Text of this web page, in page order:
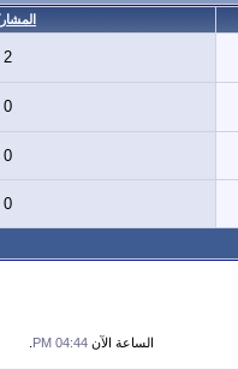
2
0
0
0
الساعة الآن 04:44 PM